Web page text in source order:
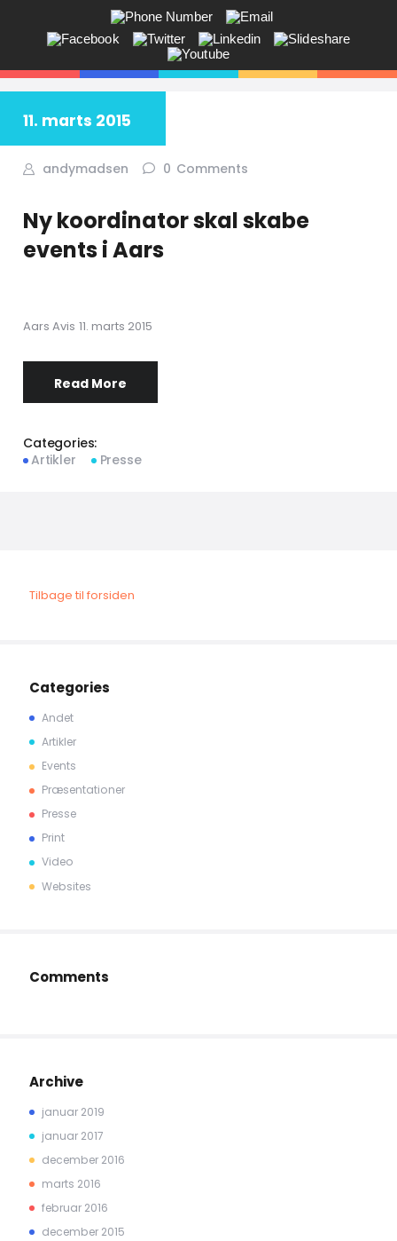
ANDY V.S. MADSEN:
KOMMUNIKATION, COACHING,
EVENTS, NETVÆRK,
Får du ikke sagt tingene på den rigtige måde? Savner du flere kunder
i butikken? Jeg hjælper dig!
11. marts 2015
andymadsen 0 Comments
Ny koordinator skal skabe
events i Aars
Aars Avis 11. marts 2015
Read More
Categories:
Artikler
Presse
Tilbage til forsiden
Categories
Andet
Artikler
Events
Præsentationer
Presse
Print
Video
Websites
Comments
Archive
januar 2019
januar 2017
december 2016
marts 2016
februar 2016
december 2015